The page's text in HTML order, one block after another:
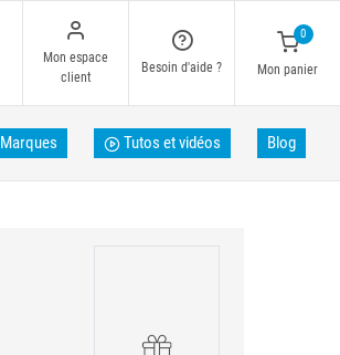
Mon espace
client
Besoin d'aide ?
0
Mon panier
Marques Tutos et vidéos Blog